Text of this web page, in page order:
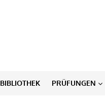
BIBLIOTHEK PRÜFUNGEN